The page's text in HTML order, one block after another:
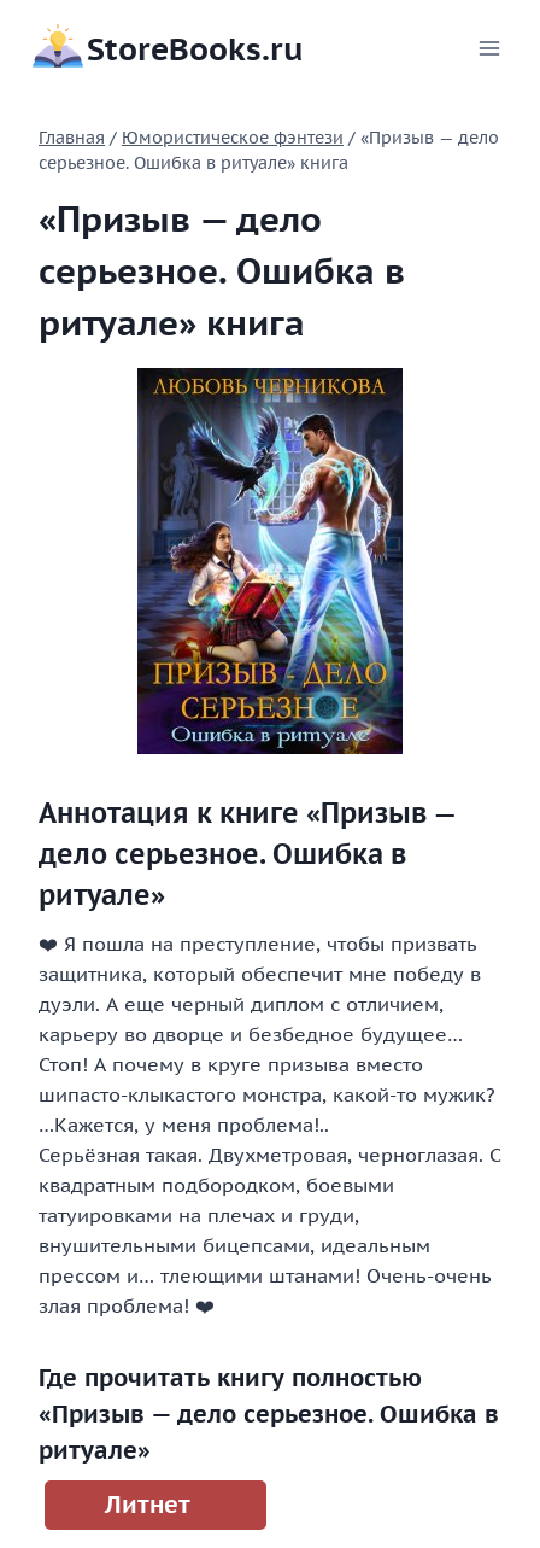
содержимому
StoreBooks.ru
Главная / Юмористическое фэнтези / «Призыв — дело
серьезное. Ошибка в ритуале» книга
«Призыв — дело
серьезное. Ошибка в
ритуале» книга
Аннотация к книге «Призыв —
дело серьезное. Ошибка в
ритуале»
❤️ Я пошла на преступление, чтобы призвать
защитника, который обеспечит мне победу в
дуэли. А еще черный диплом с отличием,
карьеру во дворце и безбедное будущее…
Стоп! А почему в круге призыва вместо
шипасто-клыкастого монстра, какой-то мужик?
…Кажется, у меня проблема!..
Серьёзная такая. Двухметровая, черноглазая. С
квадратным подбородком, боевыми
татуировками на плечах и груди,
внушительными бицепсами, идеальным
прессом и… тлеющими штанами! Очень-очень
злая проблема! ❤️
Где прочитать книгу полностью
«Призыв — дело серьезное. Ошибка в
ритуале»
Литнет